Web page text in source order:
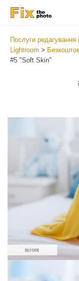
Послуги редагування
Lightroom >
#5 "Soft Skin"
Free Newborn